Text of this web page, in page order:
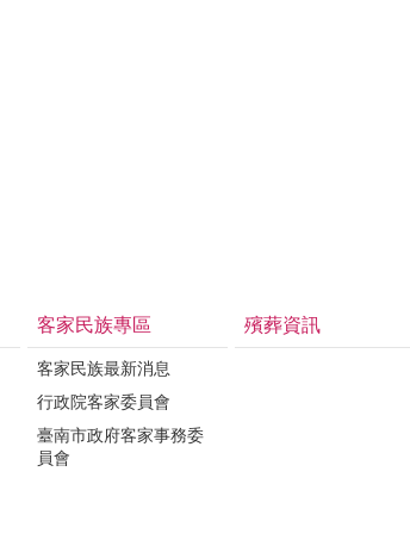
客家民族專區
客家民族最新消息
行政院客家委員會
臺南市政府客家事務委
員會
殯葬資訊